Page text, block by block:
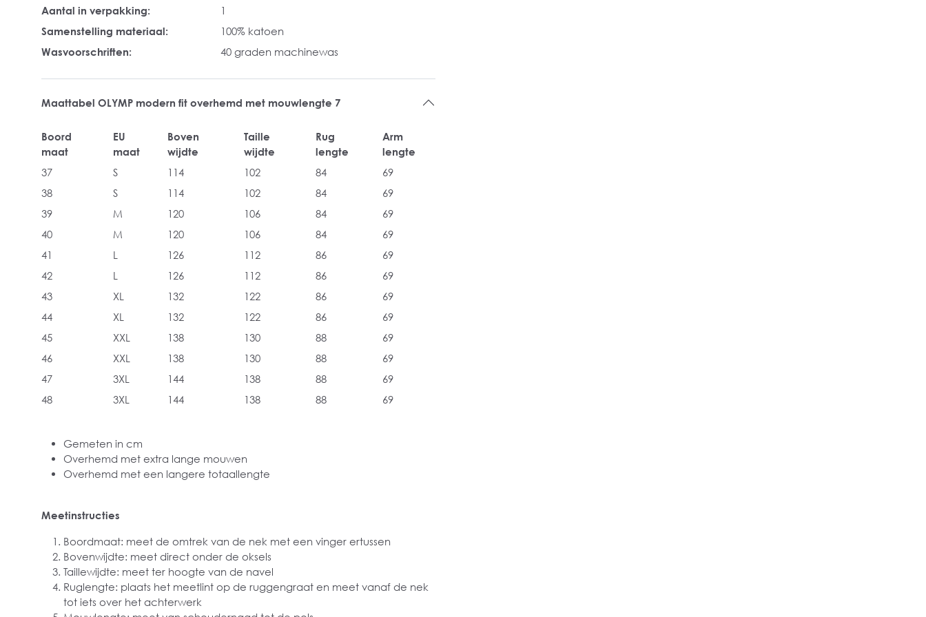
Aantal in verpakking:
1
Samenstelling materiaal:
100% katoen
Wasvoorschriften:
40 graden machinewas
Maattabel OLYMP modern fit overhemd met mouwlengte 7
Boord
maat
EU
maat
Boven
wijdte
Taille
wijdte
Rug
lengte
Arm
lengte
37
S 114 102 84
69
38
S 114 102 84
69
39
M 120 106 84
69
40
M 120 106 84
69
41
L 126 112 86
69
42
L 126 112 86
69
43
XL 132 122 86
69
44
XL 132 122 86
69
45
XXL 138 130 88
69
46
XXL 138 130 88
69
47
3XL 144 138 88
69
48
3XL 144 138 88 69
Gemeten in cm
Overhemd met extra lange mouwen
Overhemd met een langere totaallengte
Meetinstructies
Boordmaat: meet de omtrek van de nek met een vinger ertussen
Bovenwijdte: meet direct onder de oksels
Taillewijdte: meet ter hoogte van de navel
Ruglengte: plaats het meetlint op de ruggengraat en meet vanaf de nek
tot iets over het achterwerk